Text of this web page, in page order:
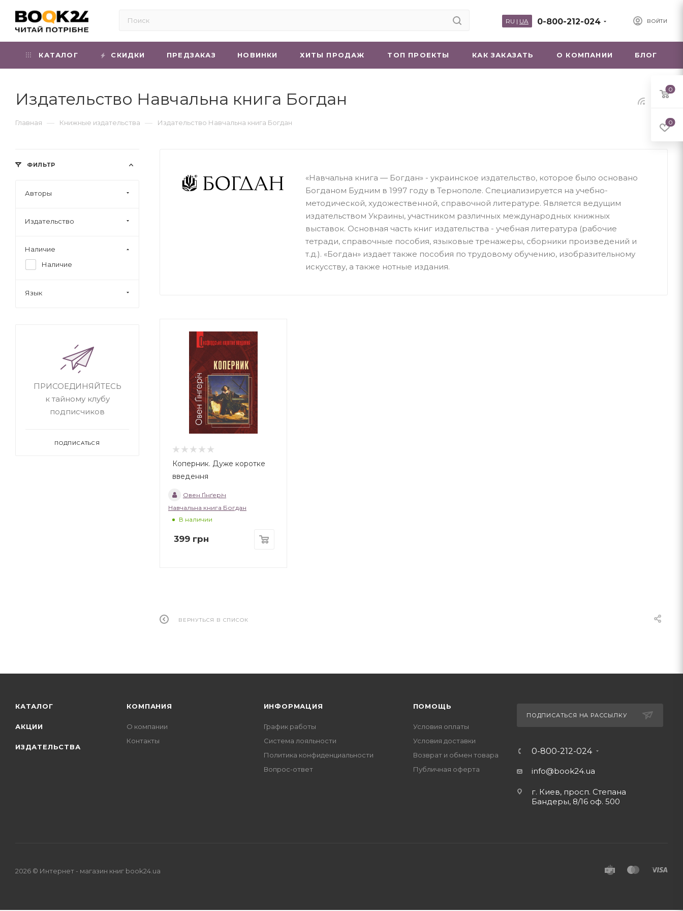
ВОЙТИ
0-800-212-024
RU | UA
КАТАЛОГ СКИДКИ ПРЕДЗАКАЗ НОВИНКИ ХИТЫ ПРОДАЖ ТОП ПРОЕКТЫ КАК ЗАКАЗАТЬ О КОМПАНИИ БЛОГ
Издательство Навчальна книга Богдан
Главная — Книжные издательства — Издательство Навчальна книга Богдан
«Навчальна книга — Богдан» - украинское издательство, которое было основано
Богданом Будним в 1997 году в Тернополе. Специализируется на учебно-
методической, художественной, справочной литературе. Является ведущим
издательством Украины, участником различных международных книжных
выставок. Основная часть книг издательства - учебная литература (рабочие
тетради, справочные пособия, языковые тренажеры, сборники произведений и
т.д.). «Богдан» издает также пособия по трудовому обучению, изобразительному
искусству, а также нотные издания.
Коперник. Дуже коротке
введення
Овен Ґінґеріч
Навчальна книга Богдан
В наличии
399 грн
ВЕРНУТЬСЯ В СПИСОК
ФИЛЬТР
Авторы
Издательство
Наличие
Наличие
Язык
ПРИСОЕДИНЯЙТЕСЬ
к тайному клубу
подписчиков
ПОДПИСАТЬСЯ
КАТАЛОГ
АКЦИИ
ИЗДАТЕЛЬСТВА
КОМПАНИЯ
О компании
Контакты
ИНФОРМАЦИЯ
График работы
Система лояльности
Политика конфиденциальности
Вопрос-ответ
ПОМОЩЬ
Условия оплаты
Условия доставки
Возврат и обмен товара
Публичная оферта
ПОДПИСАТЬСЯ НА РАССЫЛКУ
0-800-212-024
info@book24.ua
г. Киев, просп. Степана
Бандеры, 8/16 оф. 500
2026 © Интернет - магазин книг book24.ua
0
0